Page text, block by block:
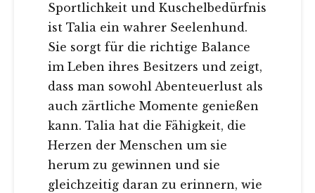
Sportlichkeit und Kuschelbedürfnis
ist Talia ein wahrer Seelenhund.
Sie sorgt für die richtige Balance
im Leben ihres Besitzers und zeigt,
dass man sowohl Abenteuerlust als
auch zärtliche Momente genießen
kann. Talia hat die Fähigkeit, die
Herzen der Menschen um sie
herum zu gewinnen und sie
gleichzeitig daran zu erinnern, wie